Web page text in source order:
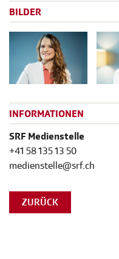
BILDER
INFORMATIONEN
SRF Medienstelle
+41 58 135 13 50
medienstelle@srf.ch
ZURÜCK